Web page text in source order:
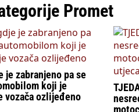
Promet
je zabranjeno pa se
koji je
vozača ozlijeđeno